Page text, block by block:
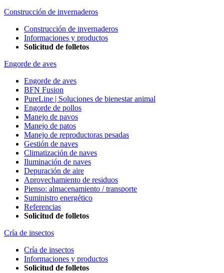
Construcción de invernaderos
Construcción de invernaderos
Informaciones y productos
Solicitud de folletos
Engorde de aves
Engorde de aves
BFN Fusion
PureLine | Soluciones de bienestar animal
Engorde de pollos
Manejo de pavos
Manejo de patos
Manejo de reproductoras pesadas
Gestión de naves
Climatización de naves
Iluminación de naves
Depuración de aire
Aprovechamiento de residuos
Pienso: almacenamiento / transporte
Suministro energético
Referencias
Solicitud de folletos
Cría de insectos
Cría de insectos
Informaciones y productos
Solicitud de folletos